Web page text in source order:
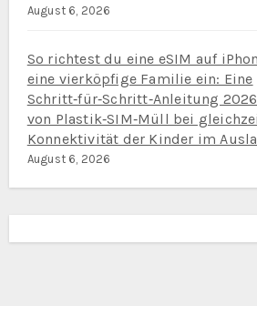
August 6, 2026
So richtest du eine eSIM auf
eine vierköpfige Familie ein: Eine
Schritt‑für‑Schritt‑Anleitung
von Plastik‑SIM‑Müll bei
Konnektivität der Kinder im
August 6, 2026